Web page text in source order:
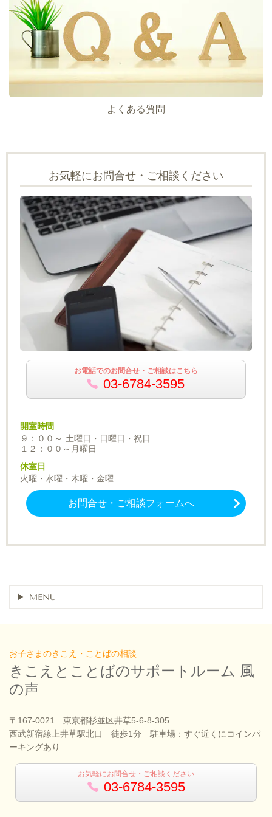
よくある質問
お気軽にお問合せ・ご相談ください
お電話でのお問合せ・ご相談はこちら
03-6784-3595
開室時間
９：００～ 土曜日・日曜日・祝日
１２：００～月曜日
休室日
火曜・水曜・木曜・金曜
お問合せ・ご相談フォームへ
MENU
お子さまのきこえ・ことばの相談
きこえとことばのサポートルーム 風
の声
〒167-0021 東京都杉並区井草5-6-8-305
西武新宿線上井草駅北口 徒歩1分 駐車場：すぐ近くにコインパ
ーキングあり
お気軽にお問合せ・ご相談ください
03-6784-3595